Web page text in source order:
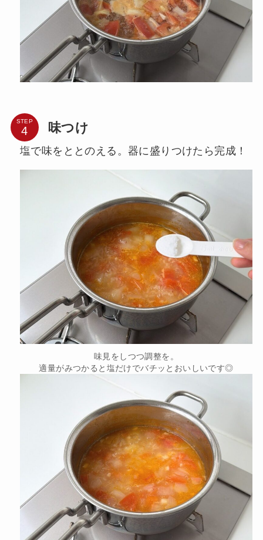
STEP 味つけ
塩で味をととのえる。器に盛りつけたら完成！
味見をしつつ調整を。
適量がみつかると塩だけでバチッとおいしいです◎